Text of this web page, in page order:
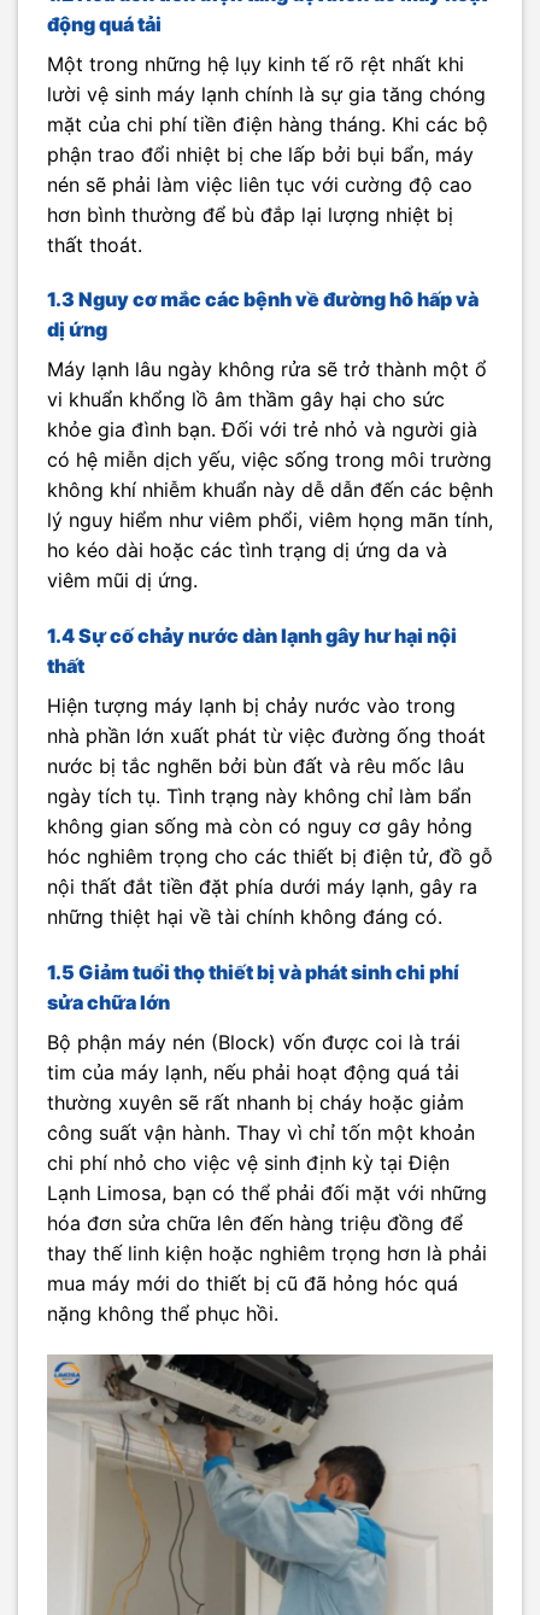
động quá tải
Một trong những hệ lụy kinh tế rõ rệt nhất khi
lười vệ sinh máy lạnh chính là sự gia tăng chóng
mặt của chi phí tiền điện hàng tháng. Khi các bộ
phận trao đổi nhiệt bị che lấp bởi bụi bẩn, máy
nén sẽ phải làm việc liên tục với cường độ cao
hơn bình thường để bù đắp lại lượng nhiệt bị
thất thoát.
1.3 Nguy cơ mắc các bệnh về đường hô hấp và
dị ứng
Máy lạnh lâu ngày không rửa sẽ trở thành một ổ
vi khuẩn khổng lồ âm thầm gây hại cho sức
khỏe gia đình bạn. Đối với trẻ nhỏ và người già
có hệ miễn dịch yếu, việc sống trong môi trường
không khí nhiễm khuẩn này dễ dẫn đến các bệnh
lý nguy hiểm như viêm phổi, viêm họng mãn tính,
ho kéo dài hoặc các tình trạng dị ứng da và
viêm mũi dị ứng.
1.4 Sự cố chảy nước dàn lạnh gây hư hại nội
thất
Hiện tượng máy lạnh bị chảy nước vào trong
nhà phần lớn xuất phát từ việc đường ống thoát
nước bị tắc nghẽn bởi bùn đất và rêu mốc lâu
ngày tích tụ. Tình trạng này không chỉ làm bẩn
không gian sống mà còn có nguy cơ gây hỏng
hóc nghiêm trọng cho các thiết bị điện tử, đồ gỗ
nội thất đắt tiền đặt phía dưới máy lạnh, gây ra
những thiệt hại về tài chính không đáng có.
1.5 Giảm tuổi thọ thiết bị và phát sinh chi phí
sửa chữa lớn
Bộ phận máy nén (Block) vốn được coi là trái
tim của máy lạnh, nếu phải hoạt động quá tải
thường xuyên sẽ rất nhanh bị cháy hoặc giảm
công suất vận hành. Thay vì chỉ tốn một khoản
chi phí nhỏ cho việc vệ sinh định kỳ tại Điện
Lạnh Limosa, bạn có thể phải đối mặt với những
hóa đơn sửa chữa lên đến hàng triệu đồng để
thay thế linh kiện hoặc nghiêm trọng hơn là phải
mua máy mới do thiết bị cũ đã hỏng hóc quá
nặng không thể phục hồi.